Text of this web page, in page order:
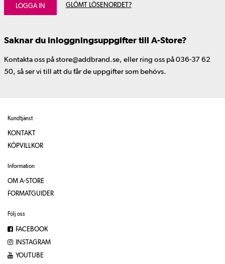
LOGGA IN GLÖMT LÖSENORDET?
Saknar du inloggningsuppgifter till A-Store?
Kontakta oss på store@addbrand.se, eller ring oss på 036-37 62
50, så ser vi till att du får de uppgifter som behövs.
Kundtjänst
KONTAKT
KÖPVILLKOR
Information
OM A-STORE
FORMATGUIDER
Följ oss
FACEBOOK
INSTAGRAM
YOUTUBE